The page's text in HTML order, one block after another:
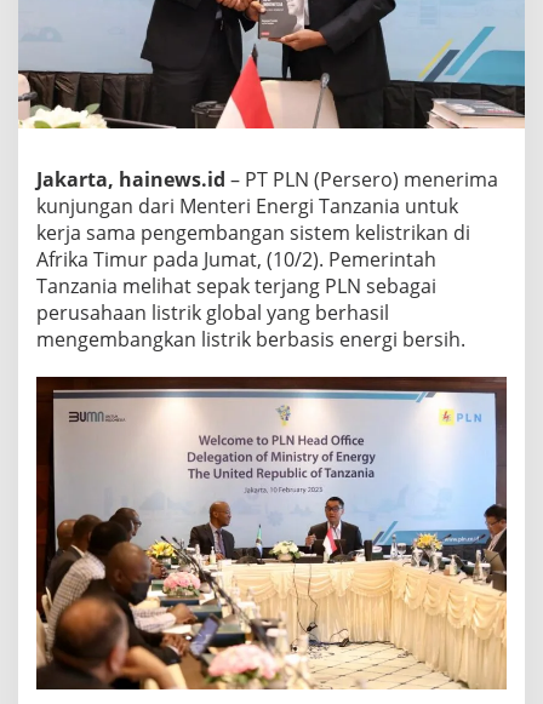
Jakarta, hainews.id – PT PLN (Persero) menerima
kunjungan dari Menteri Energi Tanzania untuk
kerja sama pengembangan sistem kelistrikan di
Afrika Timur pada Jumat, (10/2). Pemerintah
Tanzania melihat sepak terjang PLN sebagai
perusahaan listrik global yang berhasil
mengembangkan listrik berbasis energi bersih.